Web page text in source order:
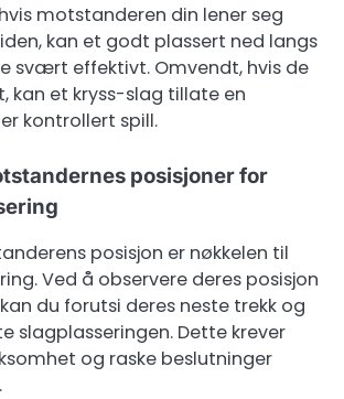
motstanderen din lener seg
kan et godt plassert ned langs
svært effektivt. Omvendt, hvis de
kan et kryss-slag tillate en
kontrollert spill.
posisjoner for
posisjon er nøkkelen til
Ved å observere deres posisjon
du forutsi deres neste trekk og
slagplasseringen. Dette krever
og raske beslutninger